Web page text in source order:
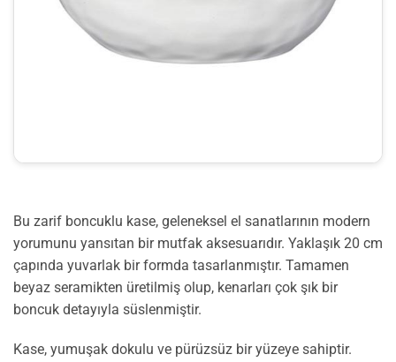
Bu zarif boncuklu kase, geleneksel el sanatlarının modern
yorumunu yansıtan bir mutfak aksesuarıdır. Yaklaşık 20 cm
çapında yuvarlak bir formda tasarlanmıştır. Tamamen
beyaz seramikten üretilmiş olup, kenarları çok şık bir
boncuk detayıyla süslenmiştir.
Kase, yumuşak dokulu ve pürüzsüz bir yüzeye sahiptir.